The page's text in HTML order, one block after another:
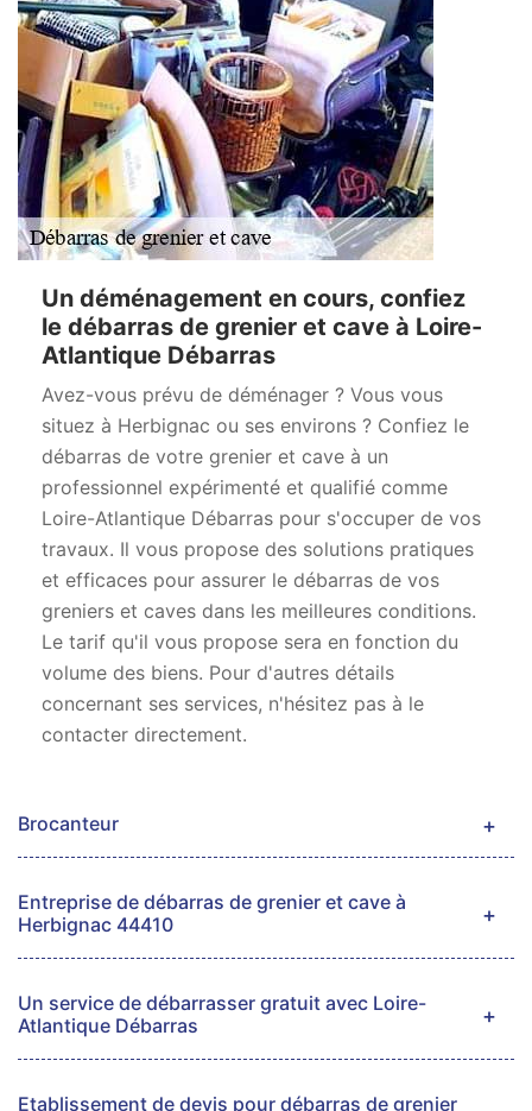
Un déménagement en cours, confiez
le débarras de grenier et cave à Loire-
Atlantique Débarras
Avez-vous prévu de déménager ? Vous vous
situez à Herbignac ou ses environs ? Confiez le
débarras de votre grenier et cave à un
professionnel expérimenté et qualifié comme
Loire-Atlantique Débarras pour s'occuper de vos
travaux. Il vous propose des solutions pratiques
et efficaces pour assurer le débarras de vos
greniers et caves dans les meilleures conditions.
Le tarif qu'il vous propose sera en fonction du
volume des biens. Pour d'autres détails
concernant ses services, n'hésitez pas à le
contacter directement.
Brocanteur
Entreprise de débarras de grenier et cave à
Herbignac 44410
Un service de débarrasser gratuit avec Loire-
Atlantique Débarras
Etablissement de devis pour débarras de grenier